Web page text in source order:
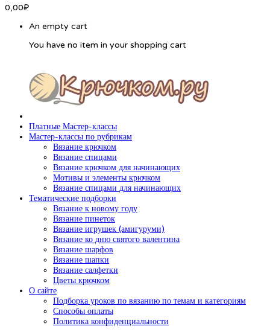
0,00₽
An empty cart
You have no item in your shopping cart
Платные Мастер-классы
Мастер-классы по рубрикам
Вязание крючком
Вязание спицами
Вязание крючком для начинающих
Мотивы и элементы крючком
Вязание спицами для начинающих
Тематические подборки
Вязание к новому году
Вязание пинеток
Вязание игрушек (амигуруми)
Вязание ко дню святого валентина
Вязание шарфов
Вязание шапки
Вязание салфетки
Цветы крючком
О сайте
Подборка уроков по вязанию по темам и категориям
Способы оплаты
Политика конфиденциальности